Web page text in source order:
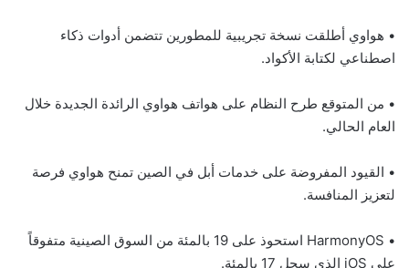
• هواوي أطلقت نسخة تجريبية للمطورين تتضمن أدوات ذكاء
اصطناعي لكتابة الأكواد.
• من المتوقع طرح النظام على هواتف هواوي الرائدة الجديدة خلال
العام الحالي.
• القيود المفروضة على خدمات أبل في الصين تمنح هواوي فرصة
لتعزيز المنافسة.
• HarmonyOS استحوذ على 19 بالمئة من السوق الصينية متفوقاً
على iOS الذي سجل 17 بالمئة.